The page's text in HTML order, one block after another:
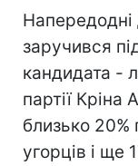
заручився
кандидата -
партії Кріна
близько 20%
угорців і ще